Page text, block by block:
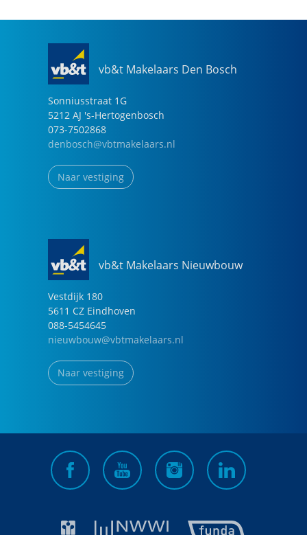
vb&t Makelaars Den Bosch
Sonniusstraat 1G
5212 AJ 's-Hertogenbosch
073-7502868
denbosch@vbtmakelaars.nl
Naar vestiging
vb&t Makelaars Nieuwbouw
Vestdijk 180
5611 CZ Eindhoven
088-5454645
nieuwbouw@vbtmakelaars.nl
Naar vestiging